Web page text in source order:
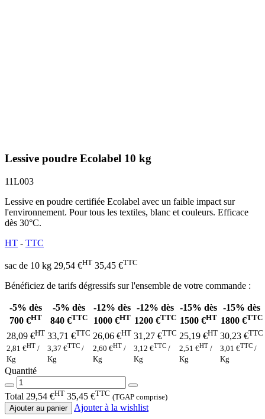
Lessive poudre Ecolabel 10 kg
11L003
Lessive en poudre certifiée Ecolabel avec un faible impact sur
l'environnement. Pour tous les textiles, blanc et couleurs. Efficace
dès 30°C.
HT - TTC
sac de 10 kg 29,54 €HT 35,45 €TTC
Bénéficiez de tarifs dégressifs sur l'ensemble de votre commande :
-5% dès
700 €HT
-5% dès
840 €TTC
-12% dès
1000 €HT
-12% dès
1200 €TTC
-15% dès
1500 €HT
-15% dès
1800 €TTC
28,09 €HT
2,81 €HT /
Kg
33,71 €TTC
3,37 €TTC /
Kg
26,06 €HT
2,60 €HT /
Kg
31,27 €TTC
3,12 €TTC /
Kg
25,19 €HT
2,51 €HT /
Kg
30,23 €TTC
3,01 €TTC /
Kg
Quantité
Total 29,54 €HT 35,45 €TTC (TGAP comprise)
Ajouter au panier
Ajouter à la wishlist